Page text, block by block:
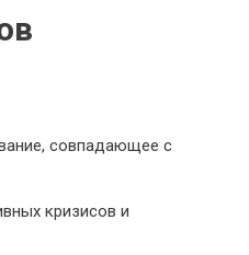
совпадающее с
кризисов и